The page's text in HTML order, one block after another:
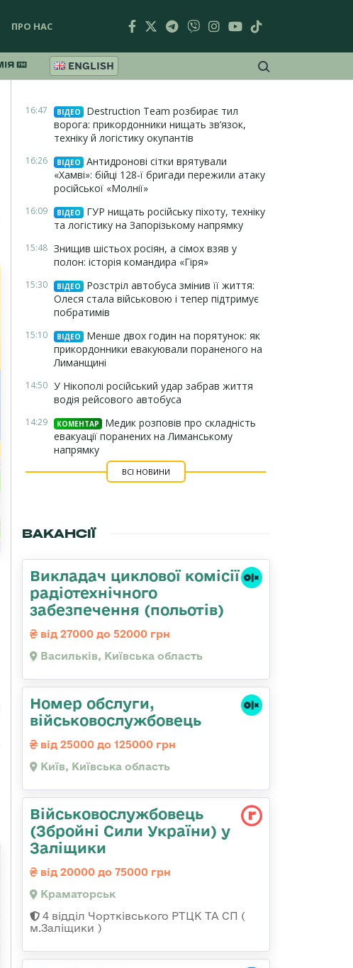
ПРО НАС
ENGLISH
16:47 ВІДЕО
Destruction Team розбирає тил
ворога: прикордонники нищать зв’язок,
техніку й логістику окупантів
16:26 ВІДЕО
Антидронові сітки врятували
«Хамві»: бійці 128-ї бригади пережили атаку
російської «Молнії»
16:09 ВІДЕО
ГУР нищать російську піхоту, техніку
та логістику на Запорізькому напрямку
15:48 Знищив шістьох росіян, а сімох взяв у
полон: історія командира «Гіря»
15:30 ВІДЕО
Розстріл автобуса змінив її життя:
Олеся стала військовою і тепер підтримує
побратимів
15:10 ВІДЕО
Менше двох годин на порятунок: як
прикордонники евакуювали пораненого на
Лиманщині
14:50 У Нікополі російський удар забрав життя
водія рейсового автобуса
14:29 КОМЕНТАР
Медик розповів про складність
евакуації поранених на Лиманському
напрямку
ВСІ НОВИНИ
ВАКАНСІЇ
Викладач циклової комісії
радіотехнічного
забезпечення (польотів)
від 27000 до 52000 грн
Васильків, Київська область
Номер обслуги,
військовослужбовець
від 25000 до 125000 грн
Київ, Київська область
Військовослужбовець
(Збройні Сили України) у
Заліщики
від 20000 до 75000 грн
Краматорськ
4 відділ Чортківського РТЦК ТА СП (
м.Заліщики )